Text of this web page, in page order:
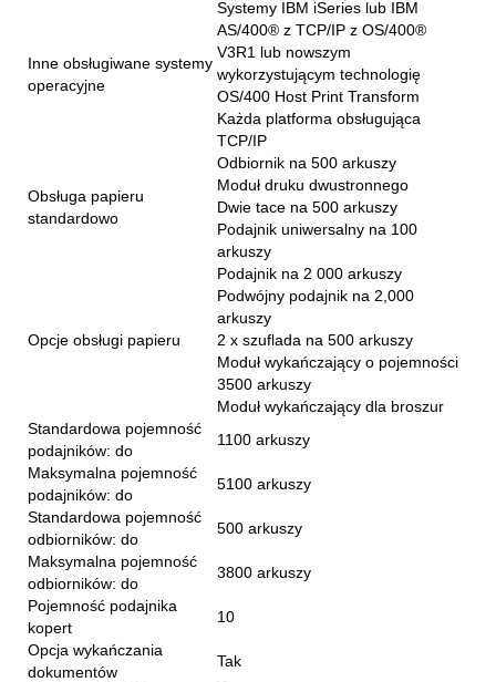
Inne obsługiwane systemy
operacyjne
Systemy IBM iSeries lub IBM
AS/400® z TCP/IP z OS/400®
V3R1 lub nowszym
wykorzystującym technologię
OS/400 Host Print Transform
Każda platforma obsługująca
TCP/IP
Obsługa papieru
standardowo
Odbiornik na 500 arkuszy
Moduł druku dwustronnego
Dwie tace na 500 arkuszy
Podajnik uniwersalny na 100
arkuszy
Opcje obsługi papieru
Podajnik na 2 000 arkuszy
Podwójny podajnik na 2,000
arkuszy
2 x szuflada na 500 arkuszy
Moduł wykańczający o pojemności
3500 arkuszy
Moduł wykańczający dla broszur
Standardowa pojemność
podajników: do
1100 arkuszy
Maksymalna pojemność
podajników: do
5100 arkuszy
Standardowa pojemność
odbiorników: do
500 arkuszy
Maksymalna pojemność
odbiorników: do
3800 arkuszy
Pojemność podajnika
kopert
10
Opcja wykańczania
dokumentów
Tak